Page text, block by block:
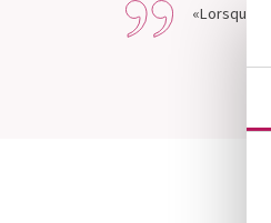
«Lorsque